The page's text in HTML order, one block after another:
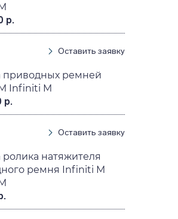
р.
Оставить заявку
приводных ремней
Infiniti M
р.
Оставить заявку
натяжителя
ремня Infiniti M